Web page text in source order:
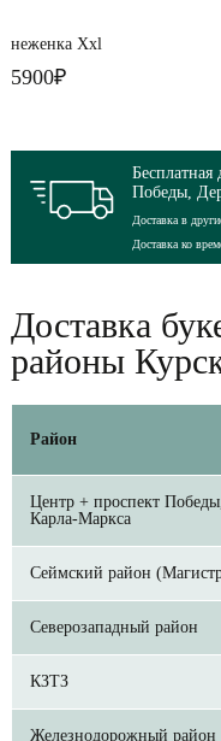
неженка Xxl
5900₽
Бесплатная
Победы,
Доставка в
Доставка ко
Доставка
районы
Район
Центр + проспект
Карла-Маркса
Сеймский район
Северозападный район
КЗТЗ
Железнодорожный район